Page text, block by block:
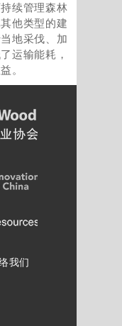
续管理森林
他类型的建
地采伐、加
运输能耗，
。
我们